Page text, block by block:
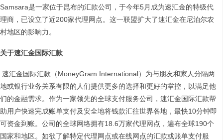
Samsara是一家位于昆布的汇款公司，于今年5月成为速汇金的特级代
理商，已设立了近200家代理网点。这一联盟扩大了速汇金在尼泊尔农
村地区的影响力。
关于速汇金国际汇款
速汇金国际汇款（MoneyGram International）为与朋友和家人分隔两
地或银行业务关系有限的人们提供更多的选择和更好的掌控，以满足他
们的金融需求。作为一家领先的全球支付服务公司，速汇金国际汇款帮
助用户快速完成账单支付及安全地将钱款汇往世界各地，最快10分钟即
可资金到账。公司的全球网络拥有18.6万家代理网点，遍布全球190个
国家和地区。如欲了解特定代理网点或在线网点的汇款或账单支付服